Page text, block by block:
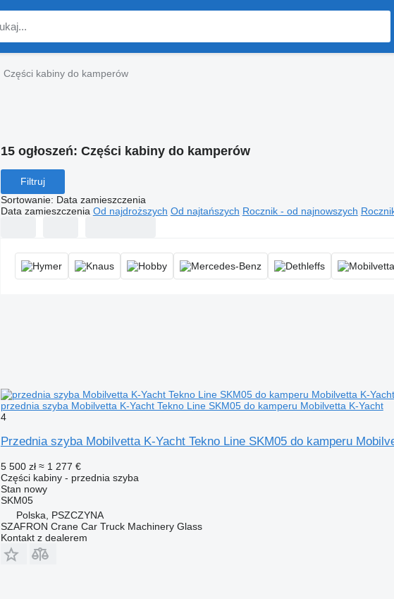
Części kabiny do kamperów
15 ogłoszeń: Części kabiny do kamperów
Filtruj
Sortowanie: Data zamieszczenia
Data zamieszczenia Od najdroższych Od najtańszych Rocznik - od najnowszych
przednia szyba Mobilvetta K-Yacht Tekno Line SKM05 do kamperu Mobilvetta K-Yacht
4
Przednia szyba Mobilvetta K-Yacht Tekno Line SKM05 do kamperu
5 500 zł ≈ 1 277 €
Części kabiny - przednia szyba
Stan nowy
SKM05
Polska, PSZCZYNA
SZAFRON Crane Car Truck Machinery Glass
Kontakt z dealerem